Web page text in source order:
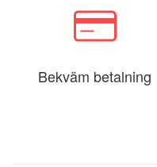
Bekväm betalning